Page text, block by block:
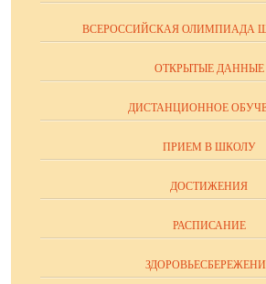
ВСЕРОССИЙСКАЯ ОЛИМПИАДА
ОТКРЫТЫЕ ДАННЫЕ
ДИСТАНЦИОННОЕ
ПРИЕМ В ШКОЛУ
ДОСТИЖЕНИЯ
РАСПИСАНИЕ